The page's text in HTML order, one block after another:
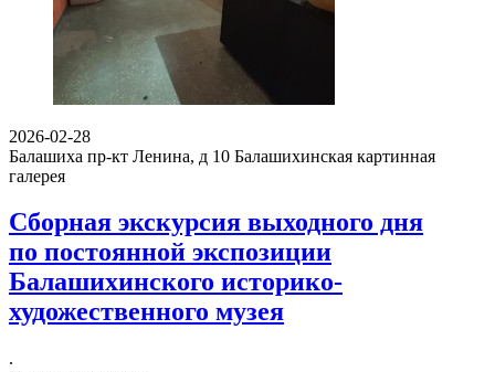
2026-02-28
Балашиха пр-кт Ленина, д 10 Балашихинская картинная
галерея
Сборная экскурсия выходного дня
по постоянной экспозиции
Балашихинского историко-
художественного музея
.